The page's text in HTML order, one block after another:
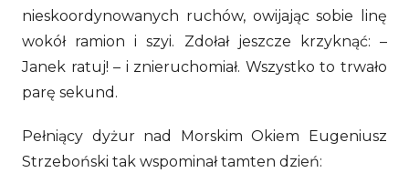
nieskoordynowanych ruchów, owijając sobie linę
wokół ramion i szyi. Zdołał jeszcze krzyknąć: –
Janek ratuj! – i znieruchomiał. Wszystko to trwało
parę sekund.
Pełniący dyżur nad Morskim Okiem Eugeniusz
Strzeboński tak wspominał tamten dzień: